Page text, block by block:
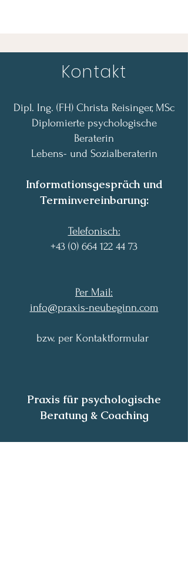
Kontakt
Dipl. Ing. (FH) Christa Reisinger, MSc
Diplomierte psychologische
Beraterin
Lebens- und Sozialberaterin
Informationsgespräch und
Terminvereinbarung:
Telefonisch:
+43 (0) 664 122 44 73
Per Mail:​
info@praxis-neubeginn.com
bzw. per Kontaktformular
Praxis für psychologische
Beratung & Coaching
Bezirk Perg